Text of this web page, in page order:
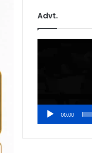
Advt.
00:00